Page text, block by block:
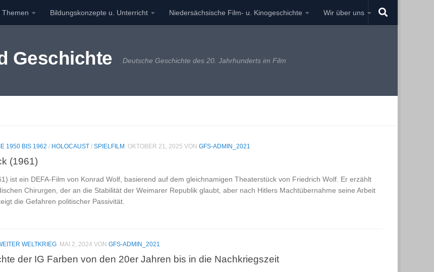
Themen Bildungskonzepte u. Unterricht Niedersächsische Film- u. Kinogeschichte Wir über uns
Geschichte Deutsche Geschichte des 20. Jahrhunderts im Film
1950 BIS 1962 / HOLOCAUST / SPIELFILM OKTOBER 21, 2025 VON GFS-ADMIN_2021
(1961)
ist ein DEFA-Film von Konrad Wolf, basierend auf dem gleichnamigen Theaterstück von Friedrich Wolf. Er erzählt
Chirurgen, der an die Stabilität der Weimarer Republik glaubt, aber nach Hitlers Machtübernahme seine Arbeit
die Gefahren politischer Passivität.
WELTKRIEG MAI 2, 2024 VON GFS-ADMIN_2021
der IG Farben von den 20er Jahren bis in die Nachkriegszeit